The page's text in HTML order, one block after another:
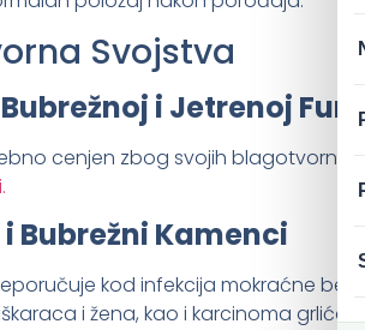
Svojstva
i Jetrenoj
cenjen zbog svojih
Bubrežni Kamenci
kod infekcija mokraćne
i žena, kao i karcinoma grlića